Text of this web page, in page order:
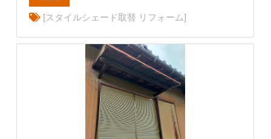
[スタイルシェード取替 リフォーム]